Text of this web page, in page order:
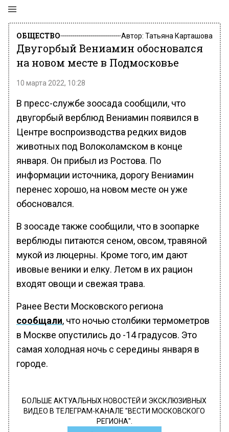
ОБЩЕСТВО Автор: Татьяна Карташова
Двугорбый Вениамин обосновался
на новом месте в Подмосковье
10 марта 2022, 10:28
В пресс-службе зоосада сообщили, что
двугорбый верблюд Вениамин появился в
Центре воспроизводства редких видов
животных под Волоколамском в конце
января. Он прибыл из Ростова. По
информации источника, дорогу Вениамин
перенес хорошо, на новом месте он уже
обосновался.
В зоосаде также сообщили, что в зоопарке
верблюды питаются сеном, овсом, травяной
мукой из люцерны. Кроме того, им дают
ивовые веники и елку. Летом в их рацион
входят овощи и свежая трава.
Ранее Вести Московского региона
сообщали, что ночью столбики термометров
в Москве опустились до -14 градусов. Это
самая холодная ночь с середины января в
городе.
БОЛЬШЕ АКТУАЛЬНЫХ НОВОСТЕЙ И ЭКСКЛЮЗИВНЫХ
ВИДЕО В ТЕЛЕГРАМ-КАНАЛЕ "ВЕСТИ МОСКОВСКОГО
РЕГИОНА".